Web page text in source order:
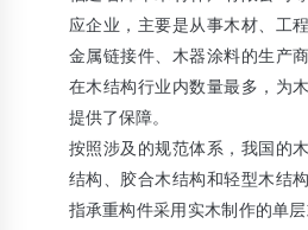
应企业，主要是从事木材、工
金属链接件、木器涂料的生产
在木结构行业内数量最多，为
提供了保障。
按照涉及的规范体系，我国的
结构、胶合木结构和轻型木结
指承重构件采用实木制作的单